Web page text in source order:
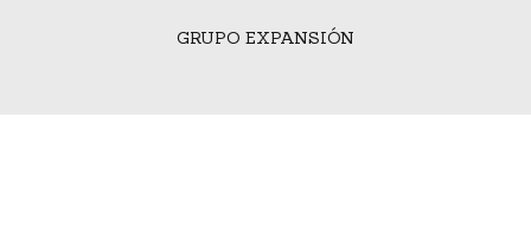
GRUPO EXPANSIÓN